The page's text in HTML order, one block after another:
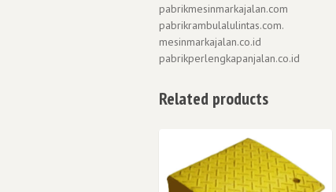
pabrikmesinmarkajalan.com
pabrikrambulalulintas.com.
mesinmarkajalan.co.id
pabrikperlengkapanjalan.co.id
Related products